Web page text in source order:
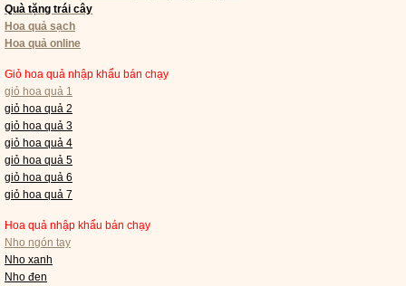
Quà tặng trái cây
Hoa quả sạch
Hoa quả online
Giỏ hoa quả nhập khẩu bán chạy
giỏ hoa quả 1
giỏ hoa quả 2
giỏ hoa quả 3
giỏ hoa quả 4
giỏ hoa quả 5
giỏ hoa quả 6
giỏ hoa quả 7
Hoa quả nhập khẩu bán chạy
Nho ngón tay
Nho xanh
Nho đen